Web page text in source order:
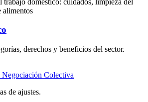
derechos y beneficios del sector.
Negociación Colectiva
de ajustes.